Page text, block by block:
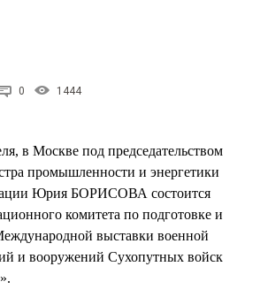
0 1444
в Москве под председательством
промышленности и энергетики
Юрия БОРИСОВА состоится
комитета по подготовке и
выставки военной
и вооружений Сухопутных войск